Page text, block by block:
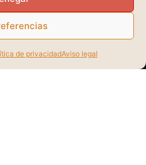
de privacidadAviso legal